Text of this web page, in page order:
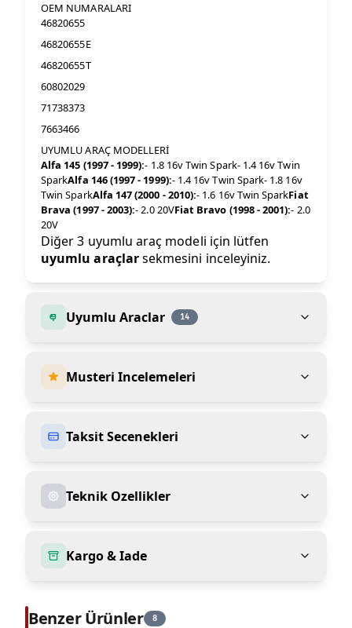
OEM NUMARALARI
46820655
46820655E
46820655T
60802029
71738373
7663466
UYUMLU ARAÇ MODELLERİ
Alfa 145 (1997 - 1999):- 1.8 16v Twin Spark- 1.4 16v Twin
SparkAlfa 146 (1997 - 1999):- 1.4 16v Twin Spark- 1.8 16v
Twin SparkAlfa 147 (2000 - 2010):- 1.6 16v Twin SparkFiat
Brava (1997 - 2003):- 2.0 20VFiat Bravo (1998 - 2001):- 2.0
20V
Diğer 3 uyumlu araç modeli için lütfen
uyumlu araçlarsekmesini inceleyiniz.
Uyumlu Araclar 14
Musteri Incelemeleri
Taksit Secenekleri
Teknik Ozellikler
Kargo & Iade
Benzer Ürünler 8